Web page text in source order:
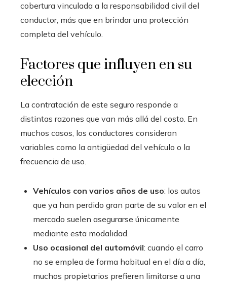
cobertura vinculada a la responsabilidad civil del
conductor, más que en brindar una protección
completa del vehículo.
Factores que influyen en su
elección
La contratación de este seguro responde a
distintas razones que van más allá del costo. En
muchos casos, los conductores consideran
variables como la antigüedad del vehículo o la
frecuencia de uso.
Vehículos con varios años de uso: los autos
que ya han perdido gran parte de su valor en el
mercado suelen asegurarse únicamente
mediante esta modalidad.
Uso ocasional del automóvil: cuando el carro
no se emplea de forma habitual en el día a día,
muchos propietarios prefieren limitarse a una